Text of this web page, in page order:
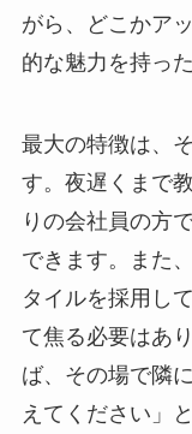
がら、どこかア
的な魅力を持っ
最大の特徴は、
す。夜遅くまで
りの会社員の方
できます。また
タイルを採用し
て焦る必要はあ
ば、その場で隣
えてください」